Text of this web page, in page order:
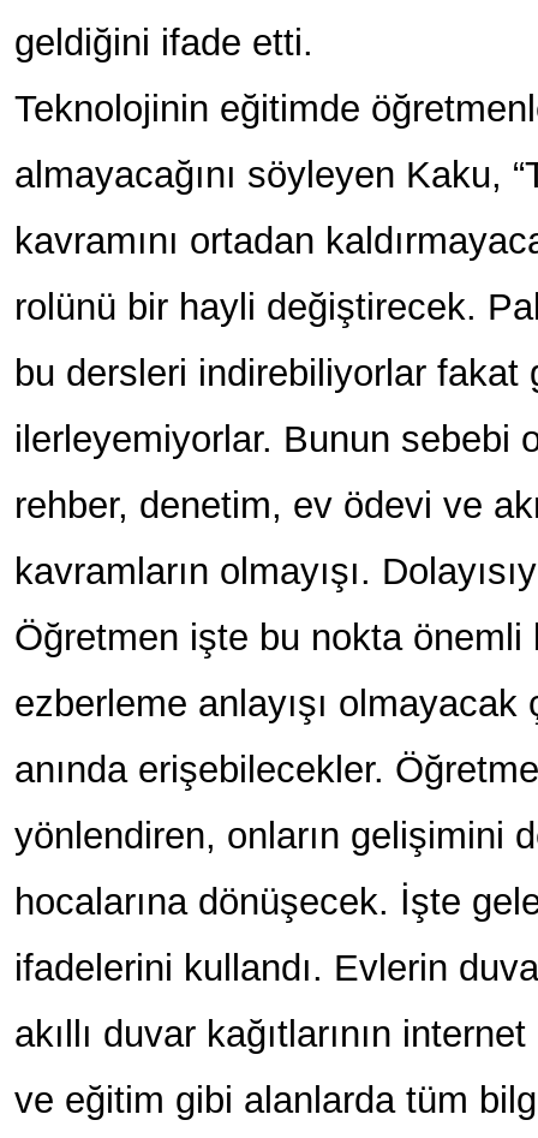
geldiğini ifade etti.
Teknolojinin eğitimde
almayacağını söyleyen Kaku,
kavramını ortadan
rolünü bir hayli değiştirecek.
bu dersleri indirebiliyorlar fakat
ilerleyemiyorlar. Bunun sebebi
rehber, denetim, ev ödevi ve
kavramların olmayışı.
Öğretmen işte bu nokta önemli
ezberleme anlayışı
anında erişebilecekler.
yönlendiren, onların gelişimini
hocalarına dönüşecek. İşte
ifadelerini kullandı. Evlerin
akıllı duvar kağıtlarının
ve eğitim gibi alanlarda tüm